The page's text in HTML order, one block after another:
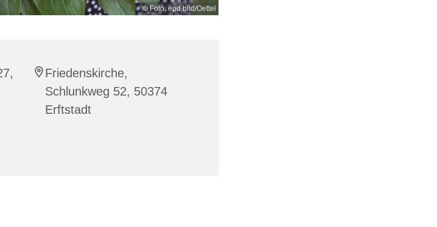
© Foto: epd bild/Oettel
Friedenskirche,
Schlunkweg 52, 50374
Erftstadt